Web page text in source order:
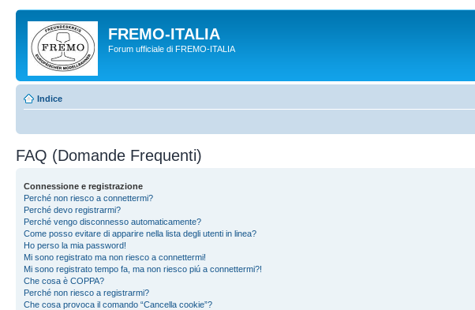
FREMO-ITALIA
Forum ufficiale di FREMO-ITALIA
Indice
FAQ (Domande Frequenti)
Connessione e registrazione
Perché non riesco a connettermi?
Perché devo registrarmi?
Perché vengo disconnesso automaticamente?
Come posso evitare di apparire nella lista degli utenti in linea?
Ho perso la mia password!
Mi sono registrato ma non riesco a connettermi!
Mi sono registrato tempo fa, ma non riesco piú a connettermi?!
Che cosa è COPPA?
Perché non riesco a registrarmi?
Che cosa provoca il comando “Cancella cookie”?